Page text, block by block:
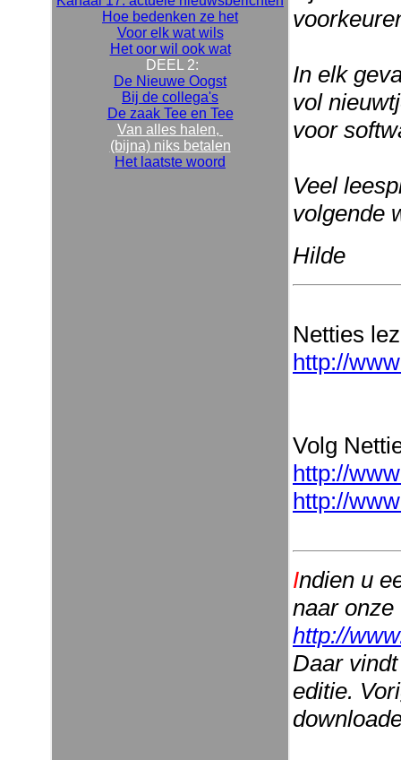
Hoe bedenken ze het
Voor elk wat wils
Het oor wil ook wat
DEEL 2:
De Nieuwe Oogst
Bij de collega's
De zaak Tee en Tee
Van alles halen,
(bijna) niks betalen
Het laatste woord
In elk
vol
voor
Veel
volgende
Hilde
Netties
http://
Volg
http://
http://
Indien u
naar
http://
Daar
editie.